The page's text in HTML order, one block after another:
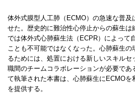
体外式膜型人工肺（ECMO）の急速な普及
せた。歴史的に難治性心停止からの蘇生
では体外式心肺蘇生法（ECPR）によって
ことも不可能ではなくなった。心肺蘇生
るためには、処置における新しいスキルセ
職間のチームコラボレーションが必要であ
て執筆された本書は、心肺蘇生にECMOを
を提供する。